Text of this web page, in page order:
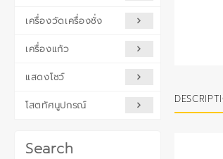
เครื่องวัดเครื่องชั่ง
เครื่องแก้ว
แสดงโชว์
โสตทัศนูปกรณ์
Search